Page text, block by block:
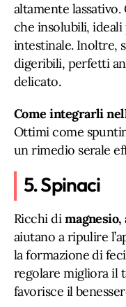
altamente
che insolubili, ideali
intestinale. Inoltre,
digeribili, perfetti
delicato.
Come integrarli
Ottimi come
un rimedio serale
5. Spinaci
Ricchi di
aiutano a ripulire
la formazione di
regolare migliora il
favorisce il